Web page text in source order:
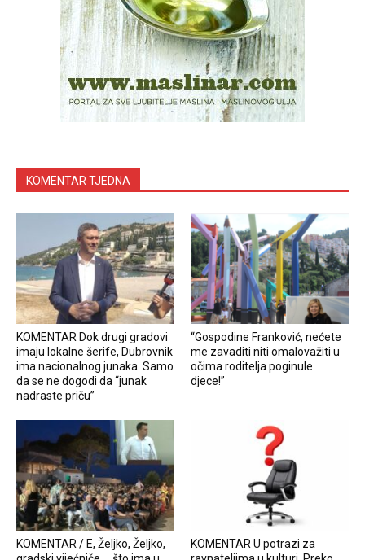
KOMENTAR TJEDNA
KOMENTAR Dok drugi gradovi
imaju lokalne šerife, Dubrovnik
ima nacionalnog junaka. Samo
da se ne dogodi da “junak
nadraste priču”
“Gospodine Franković, nećete
me zavaditi niti omalovažiti u
očima roditelja poginule
djece!”
KOMENTAR / E, Željko, Željko,
KOMENTAR U potrazi za